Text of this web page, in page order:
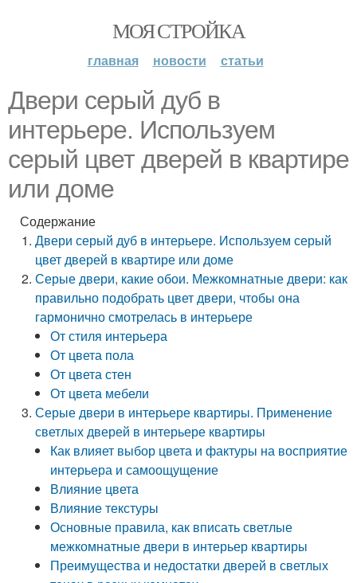
МОЯ СТРОЙКА
главная новости статьи
Двери серый дуб в
интерьере. Используем
серый цвет дверей в квартире
или доме
Содержание
Двери серый дуб в интерьере. Используем серый
цвет дверей в квартире или доме
Серые двери, какие обои. Межкомнатные двери: как
правильно подобрать цвет двери, чтобы она
гармонично смотрелась в интерьере
От стиля интерьера
От цвета пола
От цвета стен
От цвета мебели
Серые двери в интерьере квартиры. Применение
светлых дверей в интерьере квартиры
Как влияет выбор цвета и фактуры на восприятие
интерьера и самоощущение
Влияние цвета
Влияние текстуры
Основные правила, как вписать светлые
межкомнатные двери в интерьер квартиры
Преимущества и недостатки дверей в светлых